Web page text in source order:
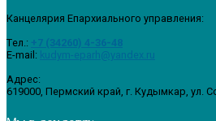
Канцелярия Епархиального управления:
Tел.: +7 (34260) 4-36-48
E-mail: kudym-eparh@yandex.ru
Адрес:
619000, Пермский край, г. Кудымкар, ул.